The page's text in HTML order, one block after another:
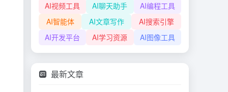
AI视频工具
AI聊天助手
AI编程工具
AI智能体
AI文章写作
AI搜索引擎
AI开发平台
AI学习资源 AI图像工具
最新文章